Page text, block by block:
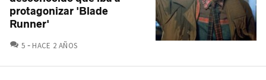
protagonizar 'Blade
Runner'
5 COMENTARIOS
HACE 2 AÑOS